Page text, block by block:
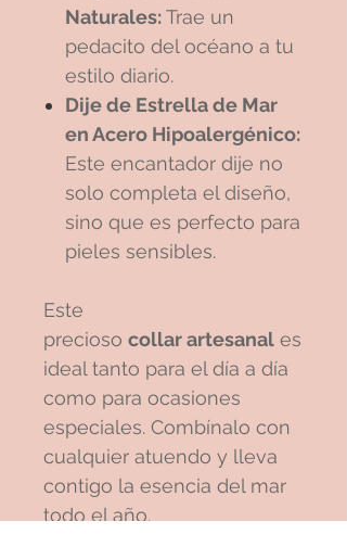
Naturales:Trae un
pedacito del océano a tu
estilo diario.
Dije de Estrella de Mar
en Acero Hipoalergénico:
Este encantador dije no
solo completa el diseño,
sino que es perfecto para
pieles sensibles.
Este
precioso collar artesanal es
ideal tanto para el día a día
como para ocasiones
especiales. Combínalo con
cualquier atuendo y lleva
contigo la esencia del mar
todo el año.